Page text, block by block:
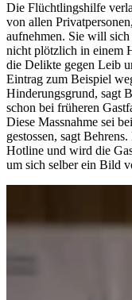
Die Flüchtlingshilfe
von allen
aufnehmen. Sie will
nicht plötzlich in einem
die Delikte gegen Leib
Eintrag zum Beispiel
Hinderungsgrund, sagt
schon bei früheren
Diese Massnahme sei
gestossen, sagt
Hotline und wird die
um sich selber ein Bild